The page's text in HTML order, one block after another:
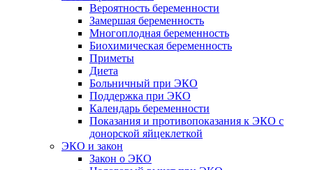
Вероятность беременности
Замершая беременность
Многоплодная беременность
Биохимическая беременность
Приметы
Диета
Больничный при ЭКО
Поддержка при ЭКО
Календарь беременности
Показания и противопоказания к ЭКО с
донорской яйцеклеткой
ЭКО и закон
Закон о ЭКО